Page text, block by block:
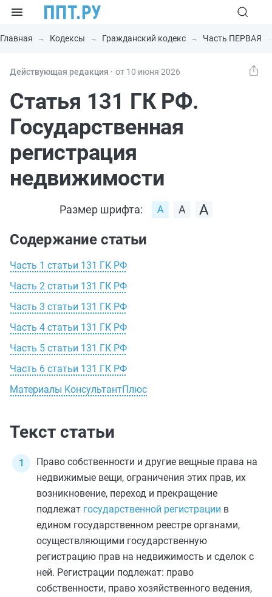
Главная Кодексы Гражданский кодекс Часть ПЕРВАЯ
Действующая редакция ⸱ от 10 июня 2026
Статья 131 ГК РФ.
Государственная
регистрация
недвижимости
Размер шрифта:
Содержание статьи
Часть 1 статьи 131 ГК РФ
Часть 2 статьи 131 ГК РФ
Часть 3 статьи 131 ГК РФ
Часть 4 статьи 131 ГК РФ
Часть 5 статьи 131 ГК РФ
Часть 6 статьи 131 ГК РФ
Материалы КонсультантПлюс
Текст статьи
Право собственности и другие вещные права на
недвижимые вещи, ограничения этих прав, их
возникновение, переход и прекращение
подлежат государственной регистрации в
едином государственном реестре органами,
осуществляющими государственную
регистрацию прав на недвижимость и сделок с
ней. Регистрации подлежат: право
собственности, право хозяйственного ведения,